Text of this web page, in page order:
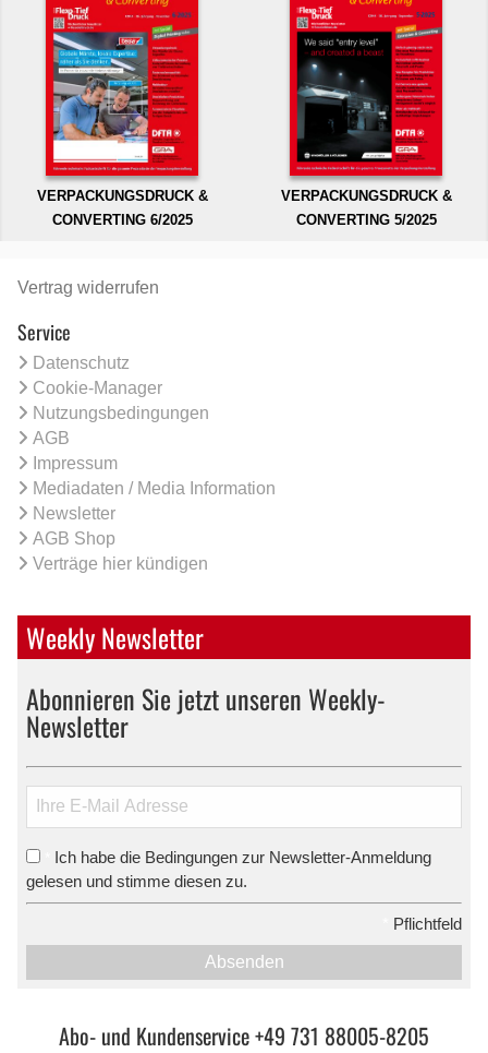
VERPACKUNGSDRUCK &
CONVERTING 6/2025
VERPACKUNGSDRUCK &
CONVERTING 5/2025
Vertrag widerrufen
Service
Datenschutz
Cookie-Manager
Nutzungsbedingungen
AGB
Impressum
Mediadaten / Media Information
Newsletter
AGB Shop
Verträge hier kündigen
Weekly Newsletter
Abonnieren Sie jetzt unseren Weekly-
Newsletter
Ich habe die Bedingungen zur Newsletter-Anmeldung
gelesen und stimme diesen zu.
Pflichtfeld
Absenden
Abo- und Kundenservice +49 731 88005-8205